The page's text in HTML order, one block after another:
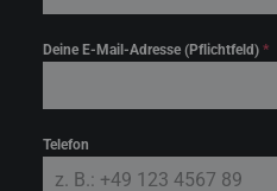
Deine E-Mail-Adresse (Pflichtfeld) *
Telefon